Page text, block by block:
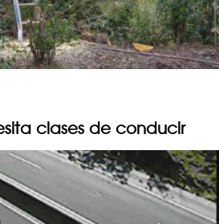
clases de conducir